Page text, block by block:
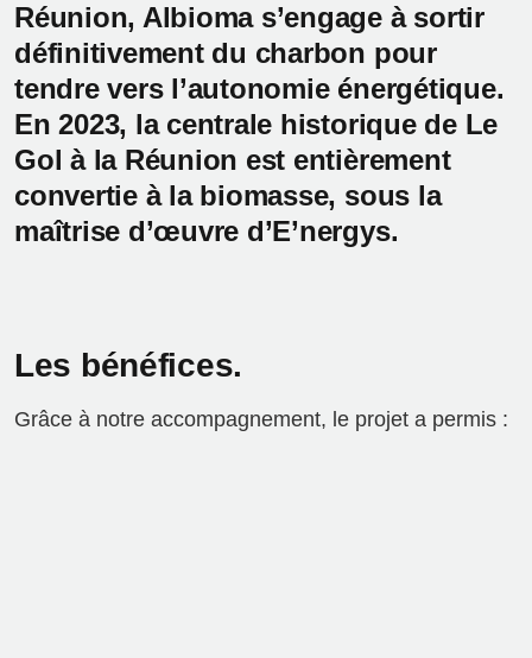
Réunion, Albioma s’engage à sortir
définitivement du charbon pour
tendre vers l’autonomie énergétique.
En 2023, la centrale historique de Le
Gol à la Réunion est entièrement
convertie à la biomasse, sous la
maîtrise d’œuvre d’E’nergys.
Les bénéfices.
Grâce à notre accompagnement, le projet a permis :